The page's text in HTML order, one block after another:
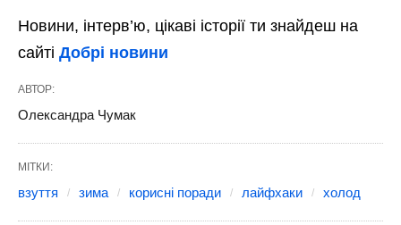
Новини, інтерв’ю, цікаві історії ти знайдеш на
сайті Добрі новини
АВТОР:
Олександра Чумак
МІТКИ:
взуття зима корисні поради лайфхаки холод